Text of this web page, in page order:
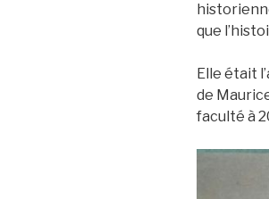
que
Elle était
de
faculté à